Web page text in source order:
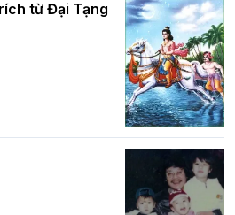
PL.2570 –
đẳng trong Phật giáo
giáo chính tín Phần 7: Luật nhân
từ Đại Tạng